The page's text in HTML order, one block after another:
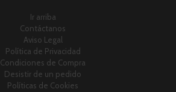
Ir arriba
Contáctanos
Aviso Legal
Política de Privacidad
Condiciones de Compra
Desistir de un pedido
Políticas de Cookies